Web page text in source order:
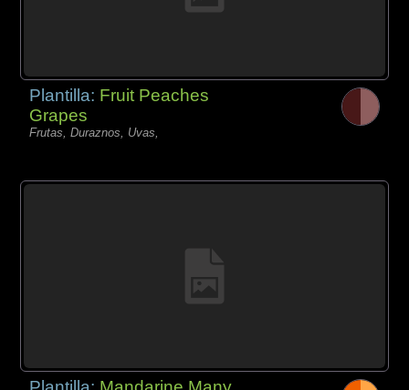
Plantilla: Fruit Peaches
Grapes
Frutas, Duraznos, Uvas,